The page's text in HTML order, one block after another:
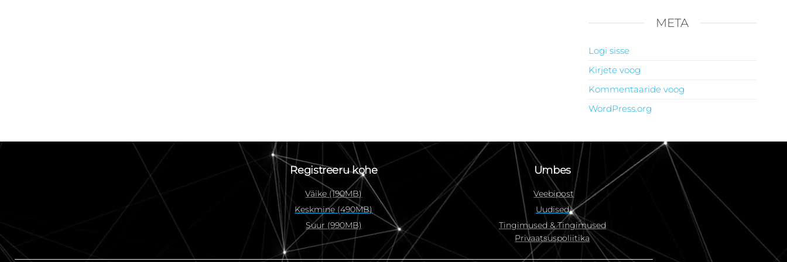
META
Logi sisse
Kirjete voog
Kommentaaride voog
WordPress.org
Registreeru kohe
Väike (190MB)
Keskmine (490MB)
Suur (990MB)
Umbes
Veebipost
Uudised
Tingimused & Tingimused
Privaatsuspoliitika